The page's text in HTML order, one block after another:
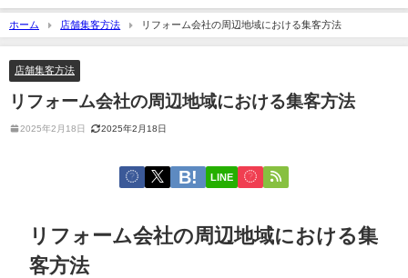
ホーム 店舗集客方法 リフォーム会社の周辺地域における集客方法
店舗集客方法
リフォーム会社の周辺地域における集客方法
2025年2月18日 2025年2月18日
LINE
リフォーム会社の周辺地域における集
客方法